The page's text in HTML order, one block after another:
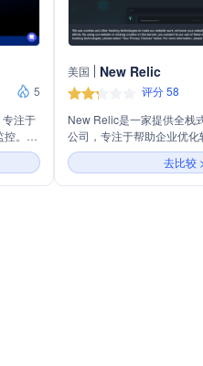
5
注于
控。它
供即
优化应
美国 New Relic
评分 58
New Relic是一家提供全栈
公司，专注于帮助企业优
验。通过其云平台，New
序、服务器、数据库和实
深入的性能洞察。公司成
去比较